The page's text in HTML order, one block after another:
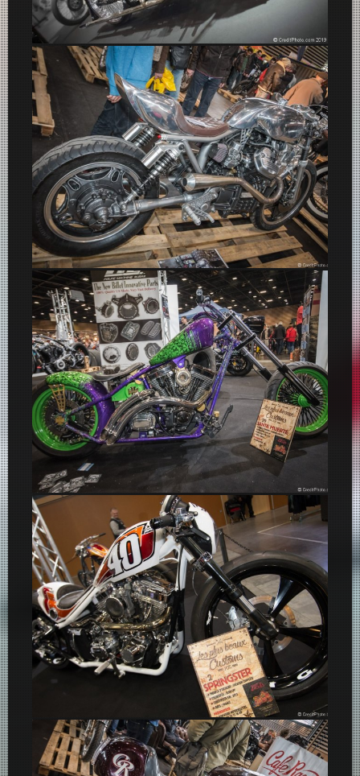
Custom Springster
Chopper Santa Muerte
Honda Café Racer
Les plus beaux Customs 2019